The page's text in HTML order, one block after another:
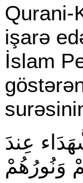
Qurani-
işarə
İslam
عِندَ
وَنُورُهُمْ